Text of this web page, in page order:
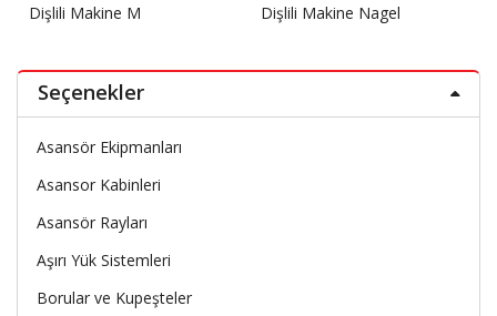
Dişlili Makine M Dişlili Makine Nagel
Seçenekler
Asansör Ekipmanları
Asansor Kabinleri
Asansör Rayları
Aşırı Yük Sistemleri
Borular ve Kupeşteler